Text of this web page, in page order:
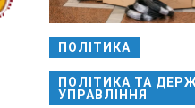
ПОЛІТИКА
ПОЛІТИКА ТА
УПРАВЛІННЯ